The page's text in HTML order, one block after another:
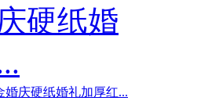
婚庆硬纸婚礼加厚红...